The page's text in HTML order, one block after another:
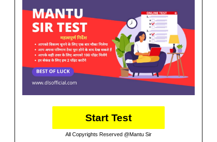
Start Test
All Copyrights Reserved @Mantu Sir